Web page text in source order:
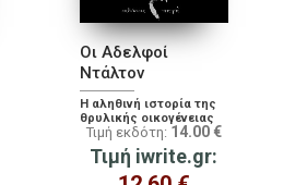
Οι Αδελφοί
Ντάλτον
Η αληθινή ιστορία της
θρυλικής οικογένειας
κακοποιών
Τιμή εκδότη: 14.00 €
Τιμή iwrite.gr: